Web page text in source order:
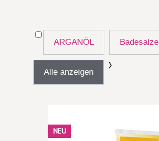
ARGANÖL Badesalze
Alle anzeigen
NEU